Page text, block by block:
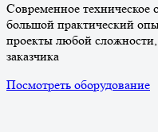
Современное техническое
большой практический
проекты любой сложности,
заказчика
Посмотреть оборудование